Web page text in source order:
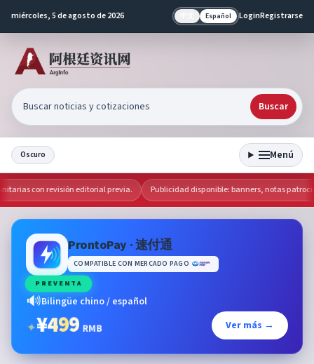
miércoles, 5 de agosto de 2026 Español LoginRegistrarse
Buscar
Oscuro Menú
con revisión editorial previa. Publicidad disponible: banners, notas
ProntoPay · 速付通
COMPATIBLE CON MERCADO PAGO
PREVENTA
🔊Bilingüe chino / español
✦¥499 RMB Ver más →